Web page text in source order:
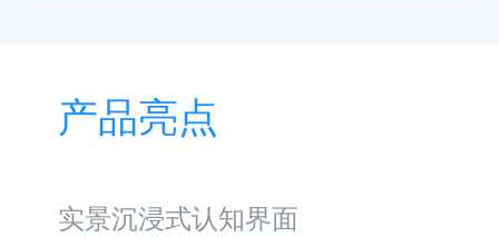
产品亮点
实景沉浸式认知界面